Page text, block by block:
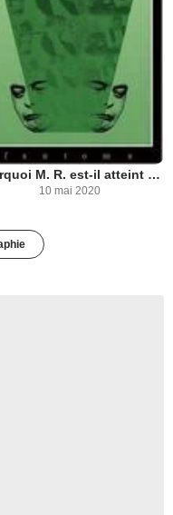
Pourquoi M. R. est-il atteint de folie meurtriere
10 mai 2020